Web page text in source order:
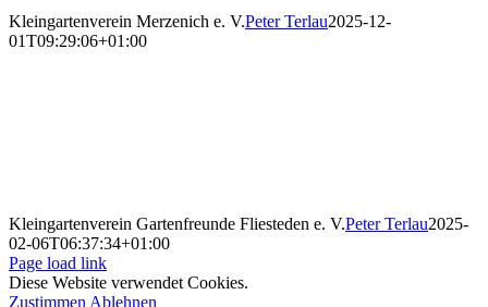
Kleingartenverein Merzenich e. V.Peter Terlau2025-12-
01T09:29:06+01:00
Kleingartenverein Gartenfreunde Fliesteden e. V.Peter Terlau2025-
02-06T06:37:34+01:00
Page load link
Diese Website verwendet Cookies.
Zustimmen Ablehnen